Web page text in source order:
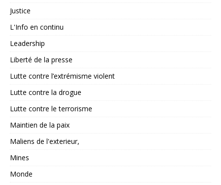
Justice
L'Info en continu
Leadership
Liberté de la presse
Lutte contre l’extrémisme violent
Lutte contre la drogue
Lutte contre le terrorisme
Maintien de la paix
Maliens de l'exterieur,
Mines
Monde